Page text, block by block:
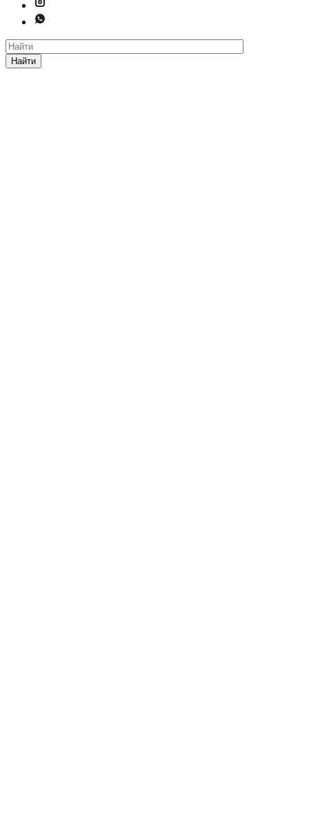
Найти